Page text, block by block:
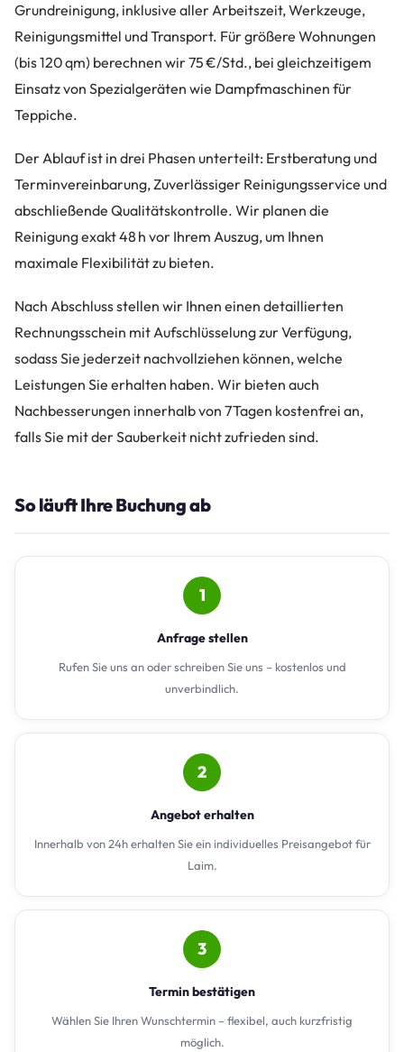
Grundreinigung, inklusive aller Arbeitszeit, Werkzeuge,
Reinigungsmittel und Transport. Für größere Wohnungen
(bis 120 qm) berechnen wir 75 €/Std., bei gleichzeitigem
Einsatz von Spezialgeräten wie Dampfmaschinen für
Teppiche.
Der Ablauf ist in drei Phasen unterteilt: Erstberatung und
Terminvereinbarung, Zuverlässiger Reinigungsservice und
abschließende Qualitätskontrolle. Wir planen die
Reinigung exakt 48 h vor Ihrem Auszug, um Ihnen
maximale Flexibilität zu bieten.
Nach Abschluss stellen wir Ihnen einen detaillierten
Rechnungsschein mit Aufschlüsselung zur Verfügung,
sodass Sie jederzeit nachvollziehen können, welche
Leistungen Sie erhalten haben. Wir bieten auch
Nachbesserungen innerhalb von 7 Tagen kostenfrei an,
falls Sie mit der Sauberkeit nicht zufrieden sind.
So läuft Ihre Buchung ab
1
Anfrage stellen
Rufen Sie uns an oder schreiben Sie uns – kostenlos und
unverbindlich.
2
Angebot erhalten
Innerhalb von 24h erhalten Sie ein individuelles Preisangebot für
Laim.
3
Termin bestätigen
Wählen Sie Ihren Wunschtermin – flexibel, auch kurzfristig
möglich.